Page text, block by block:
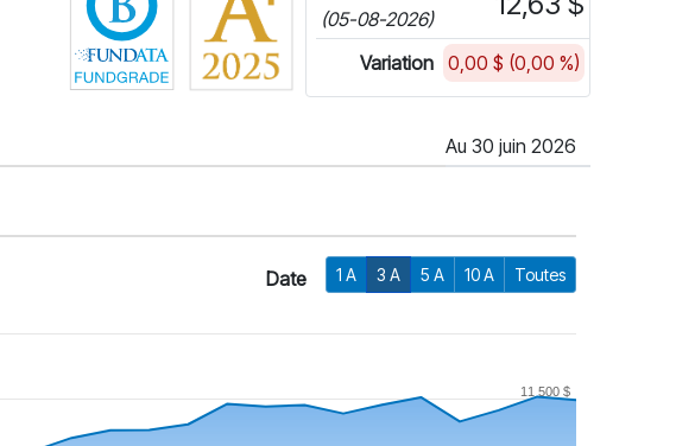
(05-08-2026)
Variation 0,00 $ (0,00 %)
Au 30 juin 2026
Date 1 A 3 A 5 A 10 A Toutes
11 500 $